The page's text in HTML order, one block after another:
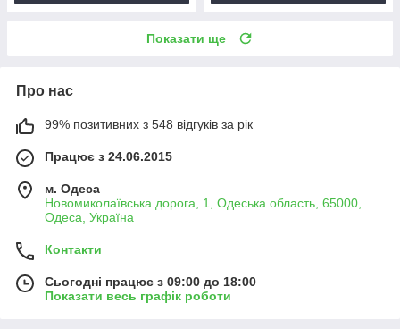
Показати ще
Про нас
99% позитивних з 548 відгуків за рік
Працює з 24.06.2015
м. Одеса
Новомиколаївська дорога, 1, Одеська область, 65000,
Одеса, Україна
Контакти
Сьогодні працює з 09:00 до 18:00
Показати весь графік роботи